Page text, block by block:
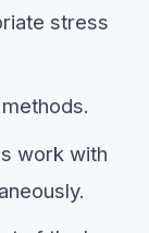
stress
work with